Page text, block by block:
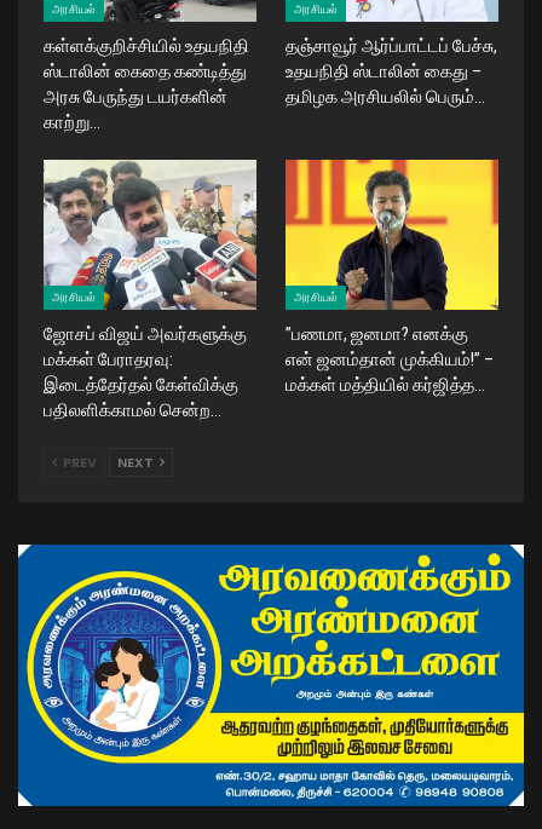
அரசியல்
கள்ளக்குறிச்சியில் உதயநிதி
ஸ்டாலின் கைதை கண்டித்து
அரசு பேருந்து டயர்களின்
காற்று…
அரசியல்
தஞ்சாவூர் ஆர்ப்பாட்டப் பேச்சு,
உதயநிதி ஸ்டாலின் கைது –
தமிழக அரசியலில் பெரும்…
அரசியல்
ஜோசப் விஜய் அவர்களுக்கு
மக்கள் பேராதரவு:
இடைத்தேர்தல் கேள்விக்கு
பதிலளிக்காமல் சென்ற…
அரசியல்
​”பணமா, ஜனமா? எனக்கு
என் ஜனம்தான் முக்கியம்!” –
மக்கள் மத்தியில் கர்ஜித்த…
PREV NEXT